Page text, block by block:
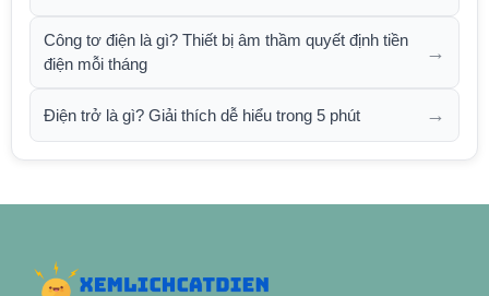
Công tơ điện là gì? Thiết bị âm thầm quyết định tiền
điện mỗi tháng
→
Điện trở là gì? Giải thích dễ hiểu trong 5 phút →